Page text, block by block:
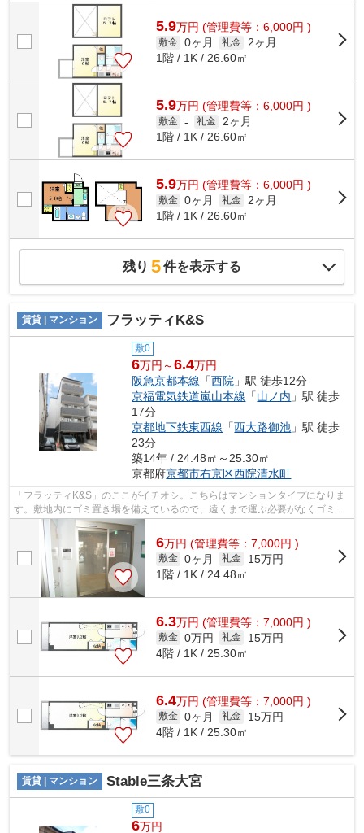
あると使い勝手がよく利便性が高いのが...
5.9万円 (管理費等：6,000円 )
敷金 0ヶ月 礼金
2ヶ月
1階 / 1K / 26.60㎡
5.9万円 (管理費等：6,000円 )
敷金 - 礼金
2ヶ月
1階 / 1K / 26.60㎡
5.9万円 (管理費等：6,000円 )
敷金 0ヶ月 礼金
2ヶ月
1階 / 1K / 26.60㎡
残り 5件を表示する
賃貸 | マンション フラッティK&S
敷0
6万円～6.4万円
阪急京都本線 「西院 」駅 徒歩12分
京福電気鉄道嵐山本線 「山ノ内 」駅 徒歩
17分
京都地下鉄東西線 「西大路御池 」駅 徒歩
23分
築14年 / 24.48㎡～25.30㎡
京都府京都市右京区西院清水町
「フラッティK&S」のここがイチオシ。こちらはマンションタイプになりま
す。敷地内にゴミ置き場を備えているので、遠くまで運ぶ必要がなくゴミ出
しが楽になります。2駅利用可能な...
6万円 (管理費等：7,000円 )
敷金 0ヶ月 礼金
15万円
1階 / 1K / 24.48㎡
6.3万円 (管理費等：7,000円 )
敷金 0万円 礼金
15万円
4階 / 1K / 25.30㎡
6.4万円 (管理費等：7,000円 )
敷金 0ヶ月 礼金
15万円
4階 / 1K / 25.30㎡
賃貸 | マンション Stable三条大宮
敷0
6万円